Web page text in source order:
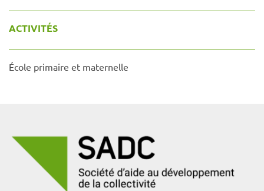
ACTIVITÉS
École primaire et maternelle